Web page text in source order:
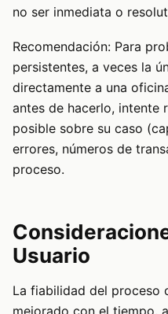
no ser inmediata o
Recomendación: Para
persistentes, a veces la
directamente a una
antes de hacerlo, intente
posible sobre su caso
errores, números de
proceso.
Usuario
La fiabilidad del proceso